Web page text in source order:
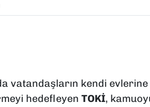
vatandaşların kendi
hedefleyen TOKİ,